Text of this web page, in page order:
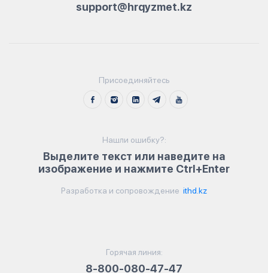
support@hrqyzmet.kz
Присоединяйтесь
Нашли ошибку?:
Выделите текст или наведите на
изображение и нажмите Ctrl+Enter
Разработка и сопровождение ithd.kz
Горячая линия:
8-800-080-47-47